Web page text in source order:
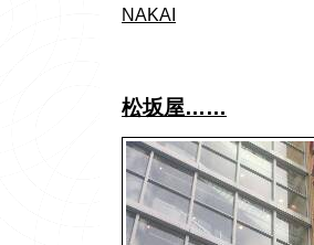
NAKAI
松坂屋……